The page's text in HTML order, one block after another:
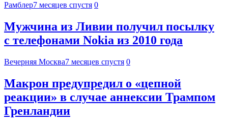
Рамблер7 месяцев спустя 0
Мужчина из Ливии получил посылку
с телефонами Nokia из 2010 года
Вечерняя Москва7 месяцев спустя 0
Макрон предупредил о «цепной
реакции» в случае аннексии Трампом
Гренландии